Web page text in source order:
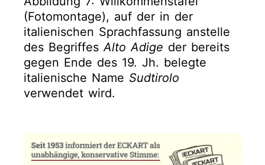
(Fotomontage), auf der in der
italienischen Sprachfassung anstelle
des BegriffesAlto Adige der bereits
gegen Ende des 19. Jh. belegte
italienische Name Sudtirolo
verwendet wird.